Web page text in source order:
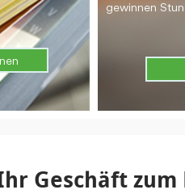
gewinnen
Geschäft zum